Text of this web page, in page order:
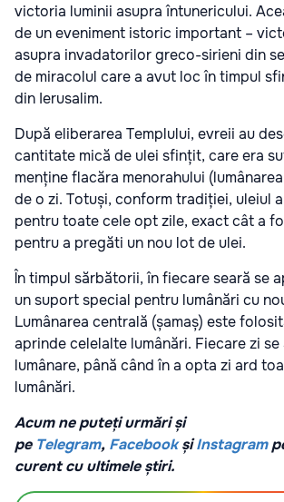
victoria luminii asupra întunericului.
de un eveniment istoric important –
asupra invadatorilor greco-sirieni din
de miracolul care a avut loc în timpul
din Ierusalim.
După eliberarea Templului, evreii au
cantitate mică de ulei sfințit, care era
menține flacăra menorahului
de o zi. Totuși, conform tradiției, uleiul
pentru toate cele opt zile, exact cât a
pentru a pregăti un nou lot de ulei.
În timpul sărbătorii, în fiecare seară se
un suport special pentru lumânări cu
Lumânarea centrală (șamaș) este
aprinde celelalte lumânări. Fiecare zi
lumânare, până când în a opta zi ard
lumânări.
Acum ne puteți urmări și
pe Telegram, Facebook șiInstagram
curent cu ultimele știri.